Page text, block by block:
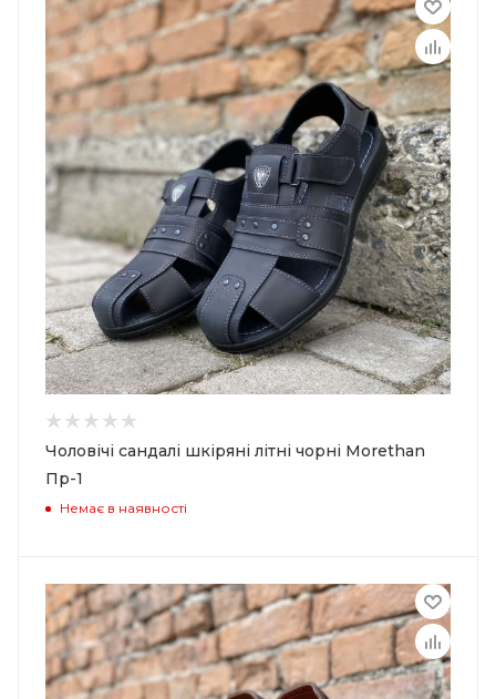
Чоловічі сандалі шкіряні літні чорні Morethan
Пр-1
Немає в наявності